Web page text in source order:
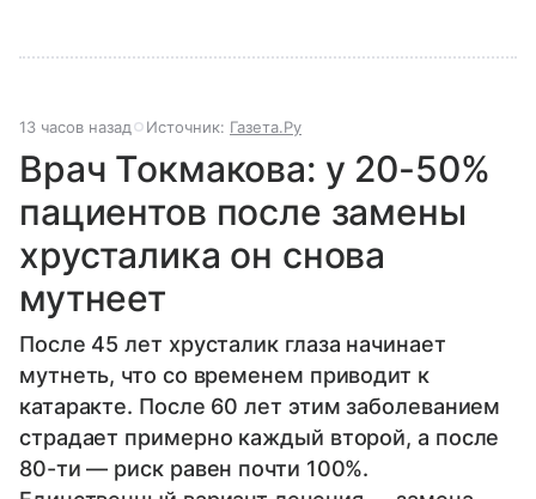
13 часов назад Источник: Газета.Ру
Врач Токмакова: у 20-50%
пациентов после замены
хрусталика он снова
мутнеет
После 45 лет хрусталик глаза начинает
мутнеть, что со временем приводит к
катаракте. После 60 лет этим заболеванием
страдает примерно каждый второй, а после
80-ти — риск равен почти 100%.